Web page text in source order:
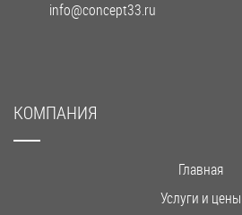
info@concept33.ru
КОМПАНИЯ
Главная
Услуги и цены